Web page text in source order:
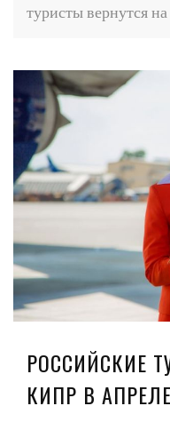
туристы вернутся
РОССИЙСКИЕ
КИПР В